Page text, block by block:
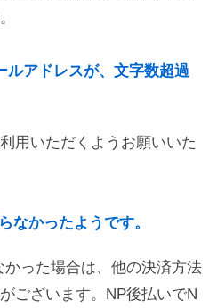
ルアドレスが、文字数超過
用いただくようお願いいた
なかったようです。
った場合は、他の決済方法
ございます。NP後払いでN